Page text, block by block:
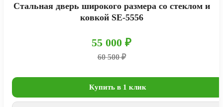
Стальная дверь широкого размера со стеклом и
ковкой SE-5556
55 000 ₽
60 500 ₽
Купить в 1 клик